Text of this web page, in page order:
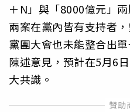
＋N」與「8000億元」
兩案在黨內皆有支持者
黨團大會也未能整合出
陳述意見，預計在5月6
大共識。